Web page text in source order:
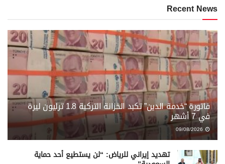
Recent News
فاتورة “خدمة الدين” تكبد الخزانة التركية 1.8 ترليون ليرة
في 7 أشهر
تهديد إيراني للرياض: “لن يستطيع أحد حماية